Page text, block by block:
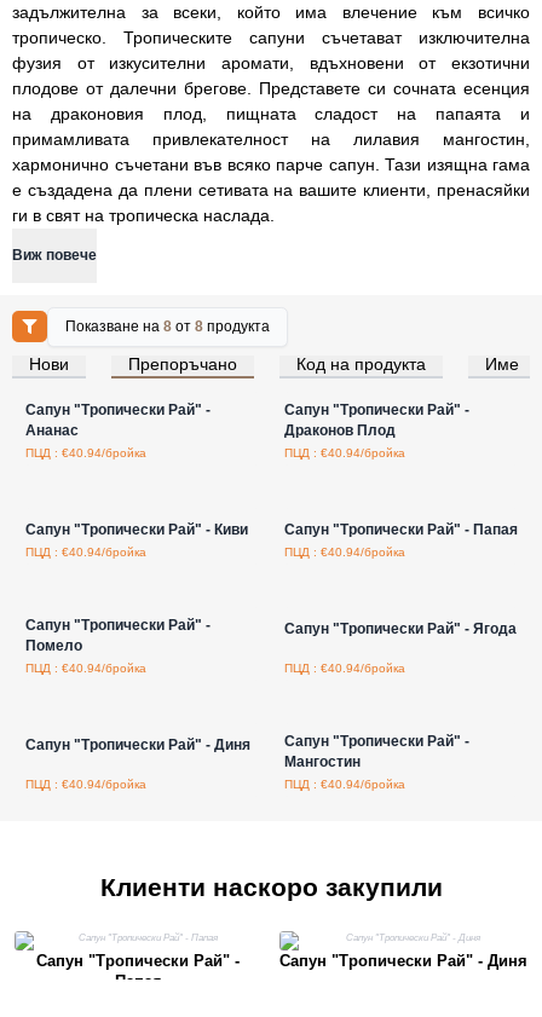
задължителна за всеки, който има влечение към всичко
тропическо. Тропическите сапуни съчетават изключителна
фузия от изкусителни аромати, вдъхновени от екзотични
плодове от далечни брегове. Представете си сочната есенция
на драконовия плод, пищната сладост на папаята и
примамливата привлекателност на лилавия мангостин,
хармонично съчетани във всяко парче сапун. Тази изящна гама
е създадена да плени сетивата на вашите клиенти, пренасяйки
ги в свят на тропическа наслада.
Виж повече
Показване на8 от8 продукта
Нови Препоръчано Код на продукта Име
Влезте за цени на едро
Сапун "Тропически Рай" -
Ананас
ПЦД : €40.94/бройка
Влезте за цени на едро
Сапун "Тропически Рай" -
Драконов Плод
ПЦД : €40.94/бройка
Сапун "Тропически Рай" - Киви
ПЦД : €40.94/бройка
Сапун "Тропически Рай" - Папая
ПЦД : €40.94/бройка
Сапун "Тропически Рай" -
Помело
ПЦД : €40.94/бройка
Сапун "Тропически Рай" - Ягода
ПЦД : €40.94/бройка
Сапун "Тропически Рай" - Диня
ПЦД : €40.94/бройка
Сапун "Тропически Рай" -
Мангостин
ПЦД : €40.94/бройка
Клиенти наскоро закупили
Сапун "Тропически Рай" -
Папая
Сапун "Тропически Рай" - Диня